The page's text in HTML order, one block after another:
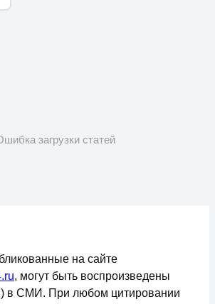
загрузки статей
на сайте
, могут быть воспроизведены
в СМИ. При любом цитировании